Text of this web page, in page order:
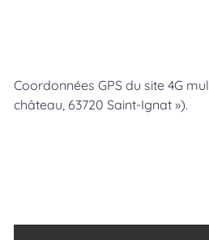
Coordonnées GPS du site 4G
château, 63720 Saint-Ignat »).